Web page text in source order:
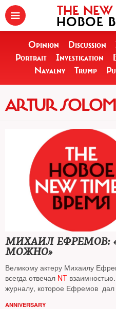
THE NEW
НОВОЕ
Opinion Discussion
Portrait
Investigation
Navalny
Trump
ARTUR
МИХАИЛ ЕФРЕМОВ:
МОЖНО»
Великому актеру Михаилу
всегда отвечал NT
журналу, которое Ефремов дал
ANNIVERSARY